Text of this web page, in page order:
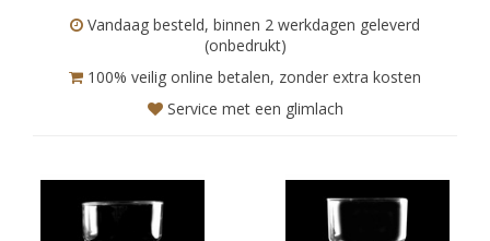
Vandaag besteld, binnen 2 werkdagen geleverd
(onbedrukt)
100% veilig online betalen, zonder extra kosten
Service met een glimlach